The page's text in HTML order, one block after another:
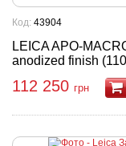
LEICA APO-
anodized finish
Код: 43904
112 250 грн